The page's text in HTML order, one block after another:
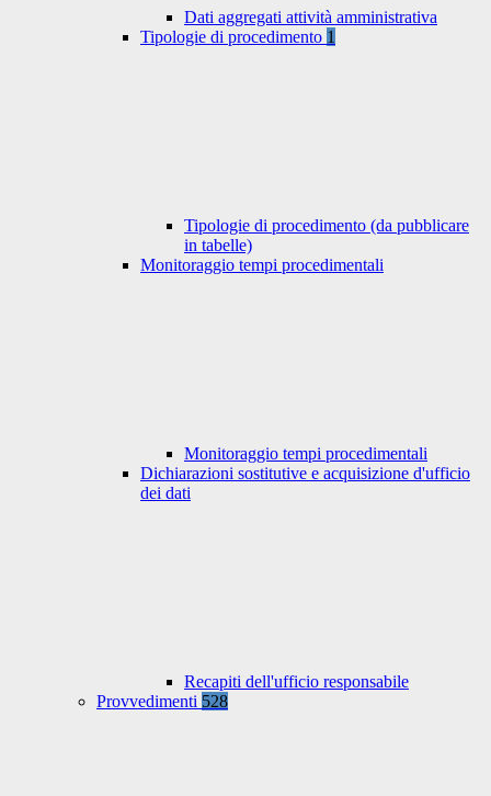
Dati aggregati attività amministrativa
Tipologie di procedimento 1
Tipologie di procedimento (da pubblicare
in tabelle)
Monitoraggio tempi procedimentali
Monitoraggio tempi procedimentali
Dichiarazioni sostitutive e acquisizione d'ufficio
dei dati
Recapiti dell'ufficio responsabile
Provvedimenti 528